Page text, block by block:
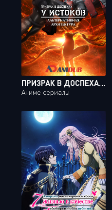
ПРИЗРАК В ДОСПЕХАХ: У ИСТОКОВ - АЛЬТЕРНАТИВНАЯ АРХИТЕКТУРА / KOUKAKU KIDOUTAI ARISE: ALTERNATIVE ARCHITECTURE [10 ИЗ 10]
Аниме сериалы